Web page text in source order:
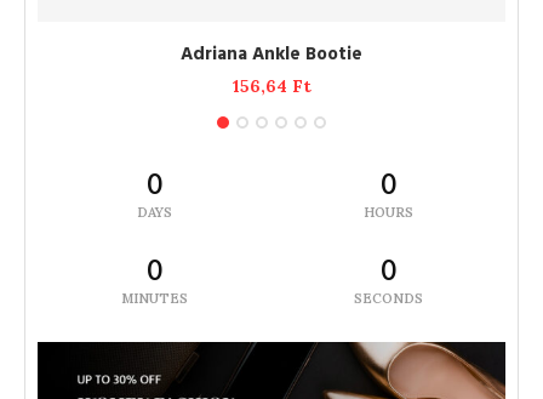
ADD TO CART
Adriana Ankle Bootie
156,64 Ft
0
DAYS
0
HOURS
0
MINUTES
0
SECONDS